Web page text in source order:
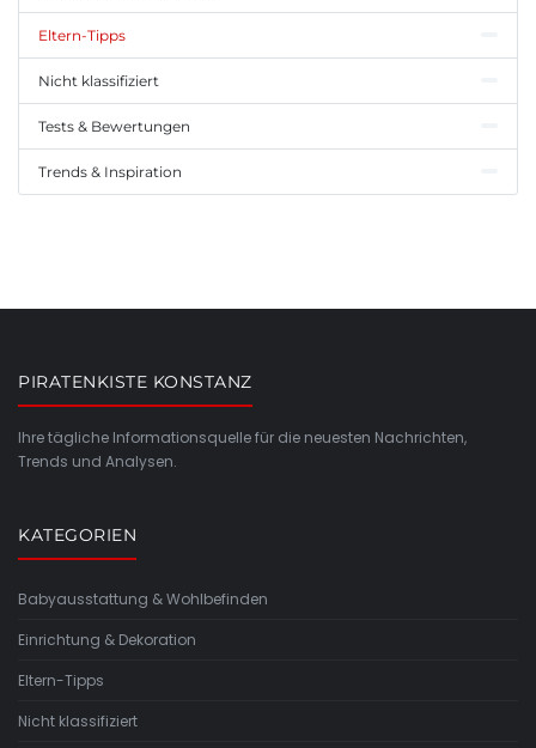
Eltern-Tipps
Nicht klassifiziert
Tests & Bewertungen
Trends & Inspiration
PIRATENKISTE KONSTANZ
Ihre tägliche Informationsquelle für die neuesten Nachrichten,
Trends und Analysen.
KATEGORIEN
Babyausstattung & Wohlbefinden
Einrichtung & Dekoration
Eltern-Tipps
Nicht klassifiziert